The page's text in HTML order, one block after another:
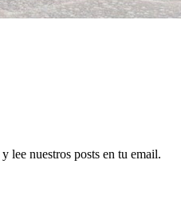
y lee nuestros posts en tu email.